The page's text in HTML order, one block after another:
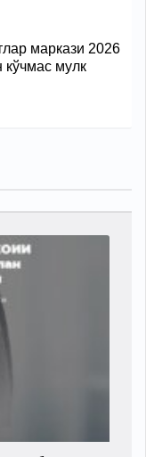
маркази 2026
кўчмас мулк